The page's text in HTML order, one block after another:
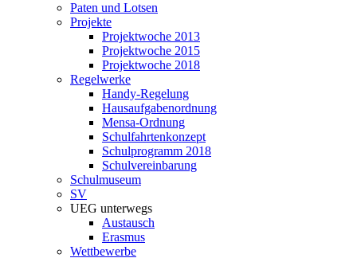
Paten und Lotsen
Projekte
Projektwoche 2013
Projektwoche 2015
Projektwoche 2018
Regelwerke
Handy-Regelung
Hausaufgabenordnung
Mensa-Ordnung
Schulfahrtenkonzept
Schulprogramm 2018
Schulvereinbarung
Schulmuseum
SV
UEG unterwegs
Austausch
Erasmus
Wettbewerbe